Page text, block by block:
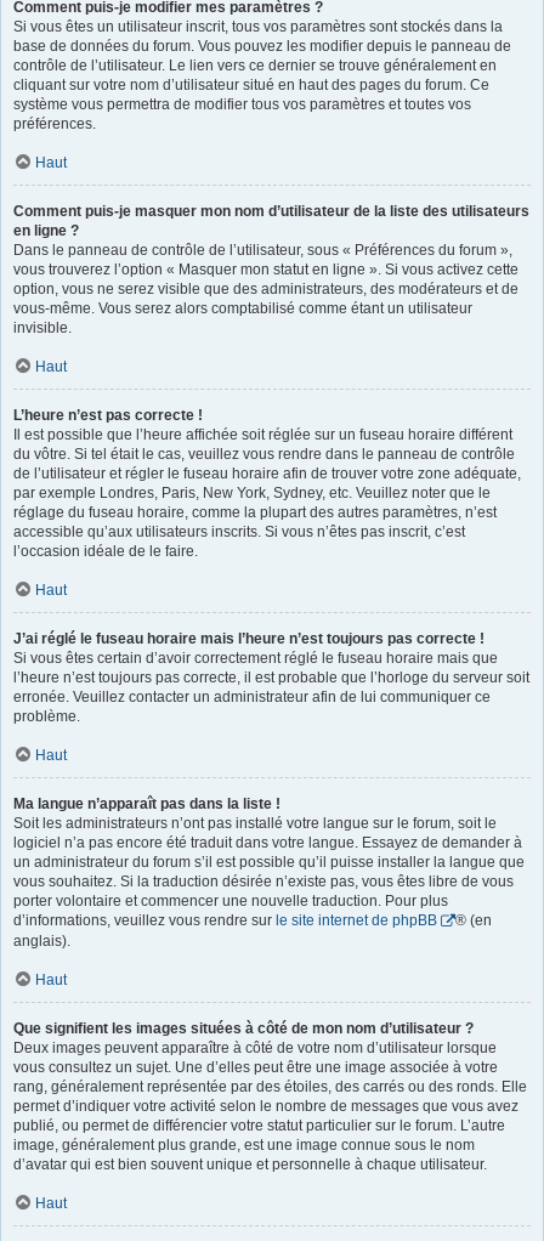
Comment puis-je modifier mes paramètres ?
Si vous êtes un utilisateur inscrit, tous vos paramètres sont stockés dans la
base de données du forum. Vous pouvez les modifier depuis le panneau de
contrôle de l’utilisateur. Le lien vers ce dernier se trouve généralement en
cliquant sur votre nom d’utilisateur situé en haut des pages du forum. Ce
système vous permettra de modifier tous vos paramètres et toutes vos
préférences.
Haut
Comment puis-je masquer mon nom d’utilisateur de la liste des utilisateurs
en ligne ?
Dans le panneau de contrôle de l’utilisateur, sous « Préférences du forum »,
vous trouverez l’option « Masquer mon statut en ligne ». Si vous activez cette
option, vous ne serez visible que des administrateurs, des modérateurs et de
vous-même. Vous serez alors comptabilisé comme étant un utilisateur
invisible.
Haut
L’heure n’est pas correcte !
Il est possible que l’heure affichée soit réglée sur un fuseau horaire différent
du vôtre. Si tel était le cas, veuillez vous rendre dans le panneau de contrôle
de l’utilisateur et régler le fuseau horaire afin de trouver votre zone adéquate,
par exemple Londres, Paris, New York, Sydney, etc. Veuillez noter que le
réglage du fuseau horaire, comme la plupart des autres paramètres, n’est
accessible qu’aux utilisateurs inscrits. Si vous n’êtes pas inscrit, c’est
l’occasion idéale de le faire.
Haut
J’ai réglé le fuseau horaire mais l’heure n’est toujours pas correcte !
Si vous êtes certain d’avoir correctement réglé le fuseau horaire mais que
l’heure n’est toujours pas correcte, il est probable que l’horloge du serveur soit
erronée. Veuillez contacter un administrateur afin de lui communiquer ce
problème.
Haut
Ma langue n’apparaît pas dans la liste !
Soit les administrateurs n’ont pas installé votre langue sur le forum, soit le
logiciel n’a pas encore été traduit dans votre langue. Essayez de demander à
un administrateur du forum s’il est possible qu’il puisse installer la langue que
vous souhaitez. Si la traduction désirée n’existe pas, vous êtes libre de vous
porter volontaire et commencer une nouvelle traduction. Pour plus
d’informations, veuillez vous rendre sur le site internet de phpBB
® (en
anglais).
Haut
Que signifient les images situées à côté de mon nom d’utilisateur ?
Deux images peuvent apparaître à côté de votre nom d’utilisateur lorsque
vous consultez un sujet. Une d’elles peut être une image associée à votre
rang, généralement représentée par des étoiles, des carrés ou des ronds. Elle
permet d’indiquer votre activité selon le nombre de messages que vous avez
publié, ou permet de différencier votre statut particulier sur le forum. L’autre
image, généralement plus grande, est une image connue sous le nom
d’avatar qui est bien souvent unique et personnelle à chaque utilisateur.
Haut